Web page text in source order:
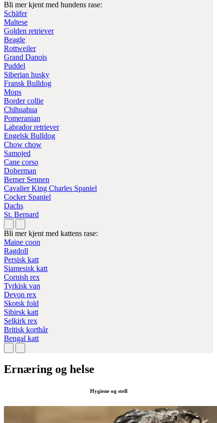
Bli mer kjent med hundens rase:
Schäfer
Maltese
Golden retriever
Beagle
Rottweiler
Grand Danois
Puddel
Siberian husky
Fransk Bulldog
Mops
Border collie
Chihuahua
Pomeranian
Labrador retriever
Engelsk Bulldog
Chow chow
Samojed
Cane corso
Doberman
Berner Sennen
Cavalier King Charles Spaniel
Cocker Spaniel
Dachs
St. Bernard
Bli mer kjent med kattens rase:
Maine coon
Ragdoll
Persisk katt
Siamesisk katt
Cornish rex
Tyrkisk van
Devon rex
Skotsk fold
Sibirsk katt
Selkirk rex
Britisk korthår
Bengal katt
Ernæring og helse
Hygiene og stell